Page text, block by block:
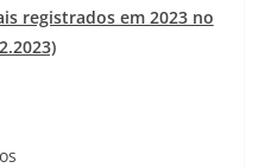
registrados em 2023 no